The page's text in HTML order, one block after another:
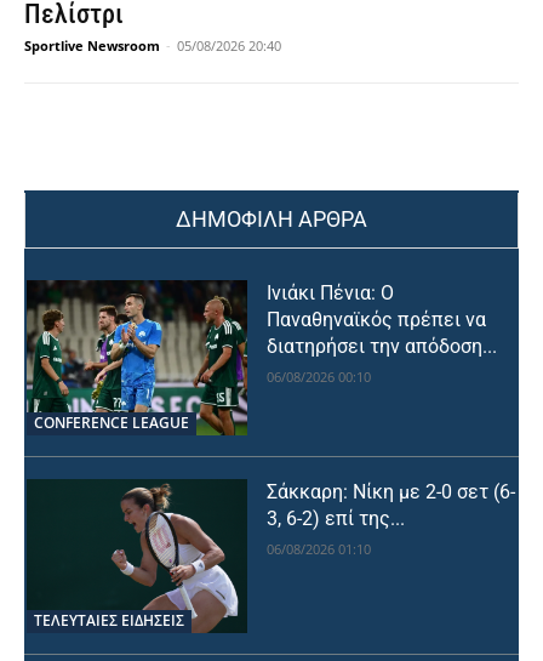
Πελίστρι
Sportlive Newsroom - 05/08/2026 20:40
ΔΗΜΟΦΙΛΗ ΑΡΘΡΑ
CONFERENCE LEAGUE
Ινιάκι Πένια: Ο
Παναθηναϊκός πρέπει να
διατηρήσει την απόδοση...
06/08/2026 00:10
ΤΕΛΕΥΤΑΙΕΣ ΕΙΔΗΣΕΙΣ
Σάκκαρη: Νίκη με 2-0 σετ (6-
3, 6-2) επί της...
06/08/2026 01:10